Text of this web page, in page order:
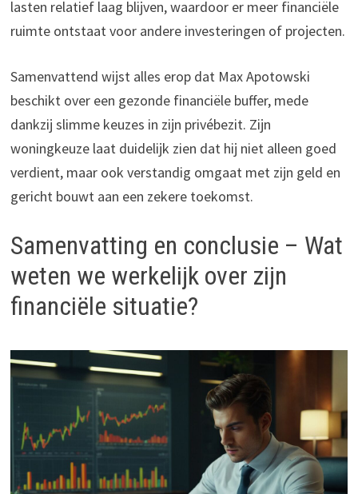
lasten relatief laag blijven, waardoor er meer financiële
ruimte ontstaat voor andere investeringen of projecten.
Samenvattend wijst alles erop dat Max Apotowski
beschikt over een gezonde financiële buffer, mede
dankzij slimme keuzes in zijn privébezit. Zijn
woningkeuze laat duidelijk zien dat hij niet alleen goed
verdient, maar ook verstandig omgaat met zijn geld en
gericht bouwt aan een zekere toekomst.
Samenvatting en conclusie – Wat
weten we werkelijk over zijn
financiële situatie?